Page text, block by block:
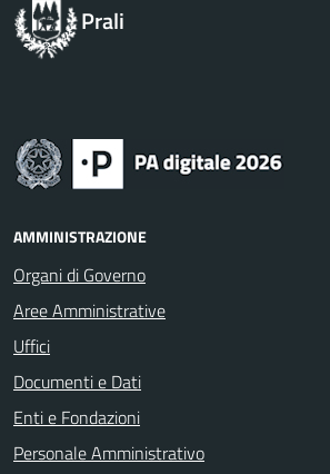
Prali
AMMINISTRAZIONE
Organi di Governo
Aree Amministrative
Uffici
Documenti e Dati
Enti e Fondazioni
Personale Amministrativo